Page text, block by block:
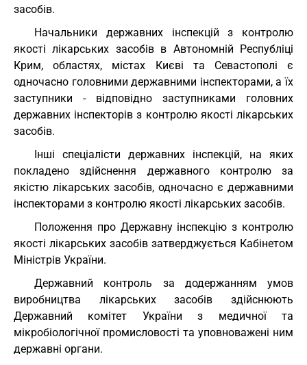
засобів.
Начальники державних інспекцій з контролю
якості лікарських засобів в Автономній Республіці
Крим, областях, містах Києві та Севастополі є
одночасно головними державними інспекторами, а їх
заступники - відповідно заступниками головних
державних інспекторів з контролю якості лікарських
засобів.
Інші спеціалісти державних інспекцій, на яких
покладено здійснення державного контролю за
якістю лікарських засобів, одночасно є державними
інспекторами з контролю якості лікарських засобів.
Положення про Державну інспекцію з контролю
якості лікарських засобів затверджується Кабінетом
Міністрів України.
Державний контроль за додержанням умов
виробництва лікарських засобів здійснюють
Державний комітет України з медичної та
мікробіологічної промисловості та уповноважені ним
державні органи.